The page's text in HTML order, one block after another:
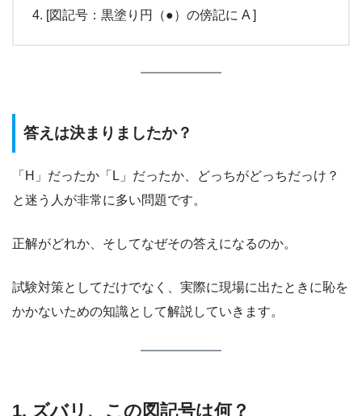
[図記号：黒塗り円（●）の傍記に A ]
答えは決まりましたか？
「H」だったか「L」だったか、どっちがどっちだっけ？
と迷う人が非常に多い問題です。
正解がどれか、そしてなぜその答えになるのか。
試験対策としてだけでなく、実際に現場に出たときに恥を
かかないための知識として解説していきます。
1. ズバリ、この図記号は何？